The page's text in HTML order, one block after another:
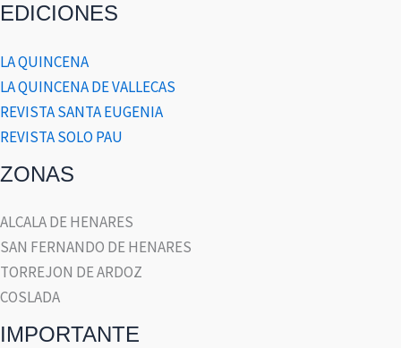
EDICIONES
LA QUINCENA
LA QUINCENA DE VALLECAS
REVISTA SANTA EUGENIA
REVISTA SOLO PAU
ZONAS
ALCALA DE HENARES
SAN FERNANDO DE HENARES
TORREJON DE ARDOZ
COSLADA
IMPORTANTE